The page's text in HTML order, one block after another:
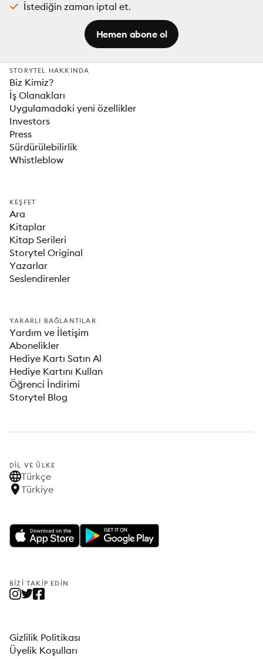
İstediğin zaman iptal et.
Hemen abone ol
STORYTEL HAKKINDA
Biz Kimiz?
İş Olanakları
Uygulamadaki yeni özellikler
Investors
Press
Sürdürülebilirlik
Whistleblow
KEŞFET
Ara
Kitaplar
Kitap Serileri
Storytel Original
Yazarlar
Seslendirenler
YARARLI BAĞLANTILAR
Yardım ve İletişim
Abonelikler
Hediye Kartı Satın Al
Hediye Kartını Kullan
Öğrenci İndirimi
Storytel Blog
DIL VE ÜLKE
Türkçe
Türkiye
BIZI TAKIP EDIN
Gizlilik Politikası
Üyelik Koşulları